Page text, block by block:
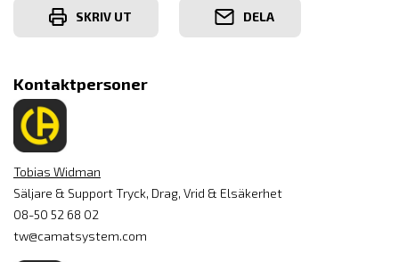
SKRIV UT DELA
Kontaktpersoner
Tobias Widman
Säljare & Support Tryck, Drag, Vrid & Elsäkerhet
08-50 52 68 02
tw@camatsystem.com